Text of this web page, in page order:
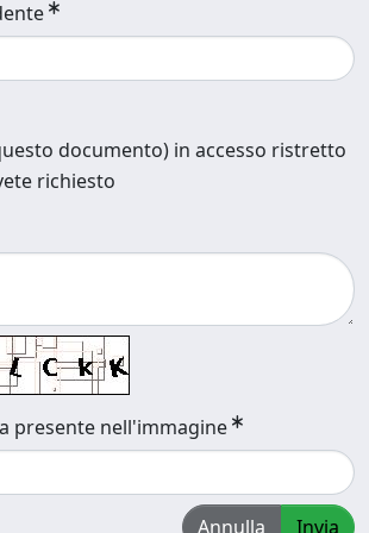
documento) in accesso ristretto
richiesto
presente nell'immagine
Annulla Invia